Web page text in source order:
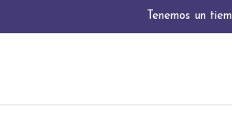
Tenemos un